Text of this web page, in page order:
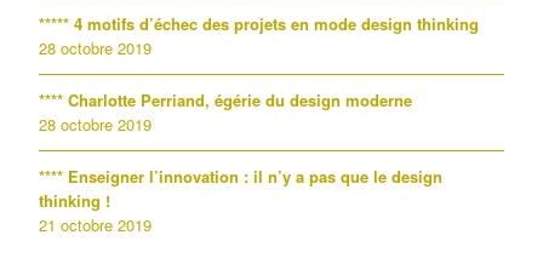
***** 4 motifs d’échec des projets en mode design thinking
28 octobre 2019
**** Charlotte Perriand, égérie du design moderne
28 octobre 2019
**** Enseigner l’innovation : il n’y a pas que le design
thinking !
21 octobre 2019